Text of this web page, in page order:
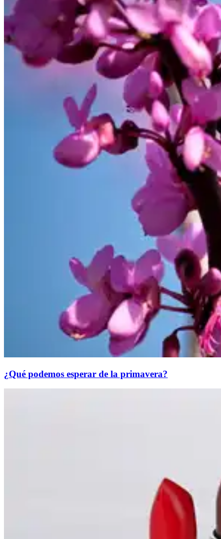
¿Qué podemos esperar de la primavera?